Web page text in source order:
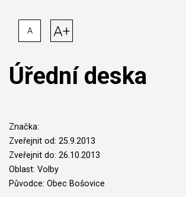
A A+
Úřední deska
Značka:
Zveřejnit od: 25.9.2013
Zveřejnit do: 26.10.2013
Oblast: Volby
Původce: Obec Bošovice